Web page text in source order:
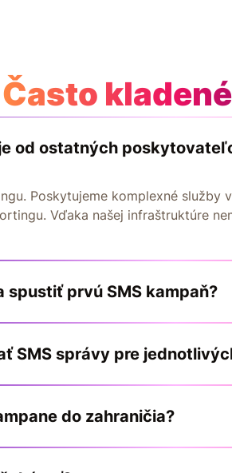
Často
od ostatných
Poskytujeme komplexné služby
Vďaka našej infraštruktúre
prvú SMS kampaň?
SMS správy pre
do zahraničia?